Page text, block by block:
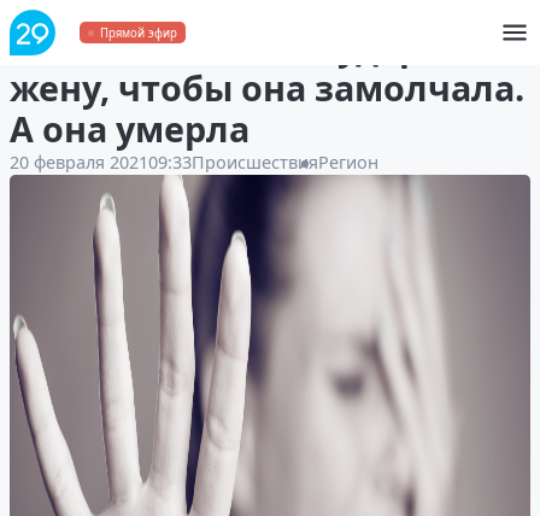
Прямой эфир
Житель Васьково ударил
жену, чтобы она замолчала.
А она умерла
20 февраля 202109:33ПроисшествияРегион